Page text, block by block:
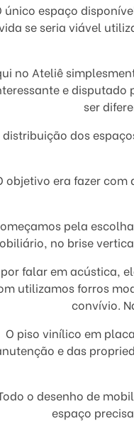
único espaço
se seria viável
no Ateliê
e disputado
ser
distribuição dos
objetivo era fazer com
pela
no brise
por falar em acústica,
utilizamos forros
convívio.
O piso vinílico em
e das
o desenho de
espaço